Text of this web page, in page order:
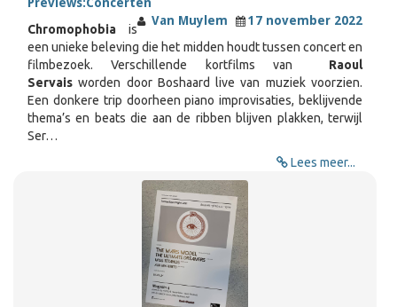
Van Muylem
17 november 2022
Chromophobia is
een unieke beleving die het midden houdt tussen concert en
filmbezoek. Verschillende kortfilms van Raoul
Servais worden door Boshaard live van muziek voorzien.
Een donkere trip doorheen piano improvisaties, beklijvende
thema’s en beats die aan de ribben blijven plakken, terwijl
Ser…
Lees meer...